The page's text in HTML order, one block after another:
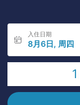
入住日期
8月6日, 周四
1